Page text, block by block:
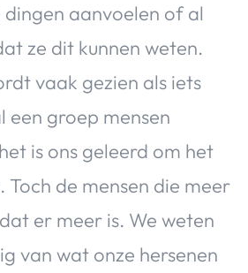
dingen aanvoelen of al
ze dit kunnen weten.
vaak gezien als iets
een groep mensen
is ons geleerd om het
Toch de mensen die meer
er meer is. We weten
van wat onze hersenen